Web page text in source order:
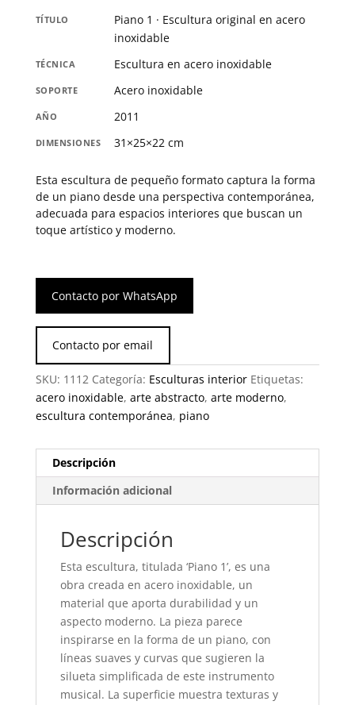
TÍTULO
Piano 1 · Escultura original en acero
inoxidable
TÉCNICA Escultura en acero inoxidable
SOPORTE Acero inoxidable
AÑO 2011
DIMENSIONES 31×25×22 cm
Esta escultura de pequeño formato captura la forma
de un piano desde una perspectiva contemporánea,
adecuada para espacios interiores que buscan un
toque artístico y moderno.
Contacto por WhatsApp
Contacto por email
SKU: 1112 Categoría: Esculturas interior Etiquetas:
acero inoxidable, arte abstracto, arte moderno,
escultura contemporánea, piano
Descripción
Información adicional
Descripción
Esta escultura, titulada ‘Piano 1’, es una
obra creada en acero inoxidable, un
material que aporta durabilidad y un
aspecto moderno. La pieza parece
inspirarse en la forma de un piano, con
líneas suaves y curvas que sugieren la
silueta simplificada de este instrumento
musical. La superficie muestra texturas y